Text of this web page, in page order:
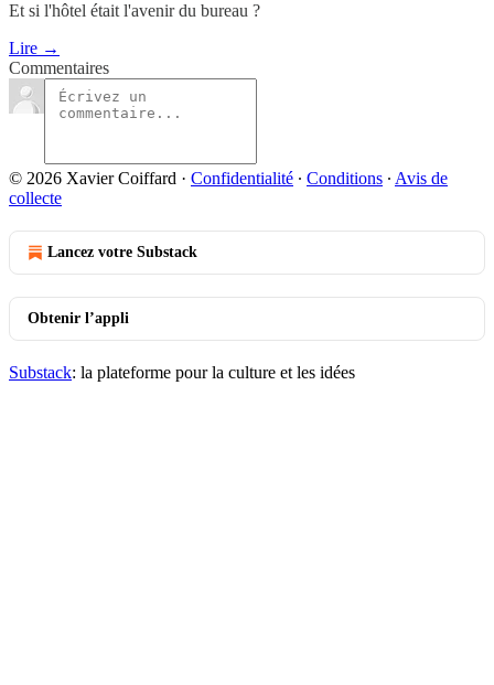
Et si l'hôtel était l'avenir du bureau ?
Lire →
Commentaires
© 2026 Xavier Coiffard · Confidentialité ∙ Conditions ∙ Avis de
collecte
Lancez votre Substack
Obtenir l’appli
Substack: la plateforme pour la culture et les idées